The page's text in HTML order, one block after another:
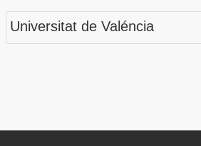
Universitat de Valéncia